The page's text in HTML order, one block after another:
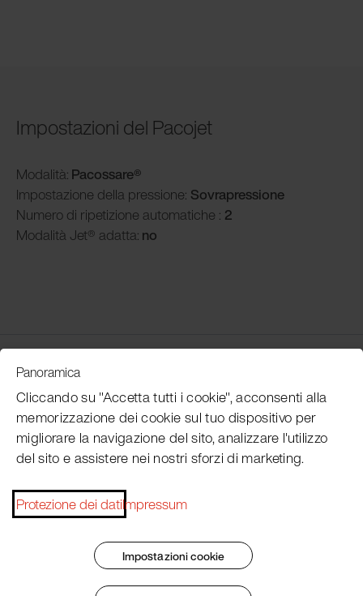
Impostazioni del Pacojet
Modalità: Pacossare®
Impostazione della pressione: Sovrapressione
Numero di ripetizione automatiche : 2
Modalità Jet® adatta: no
Customer Service
Subscribe Pacojet Newsletter
Would you like to be regularly updated on news, event
Panoramica
Cliccando su "Accetta tutti i cookie", acconsenti alla
memorizzazione dei cookie sul tuo dispositivo per
migliorare la navigazione del sito, analizzare l'utilizzo
del sito e assistere nei nostri sforzi di marketing.
Protezione dei datiImpressum
Impostazioni cookie